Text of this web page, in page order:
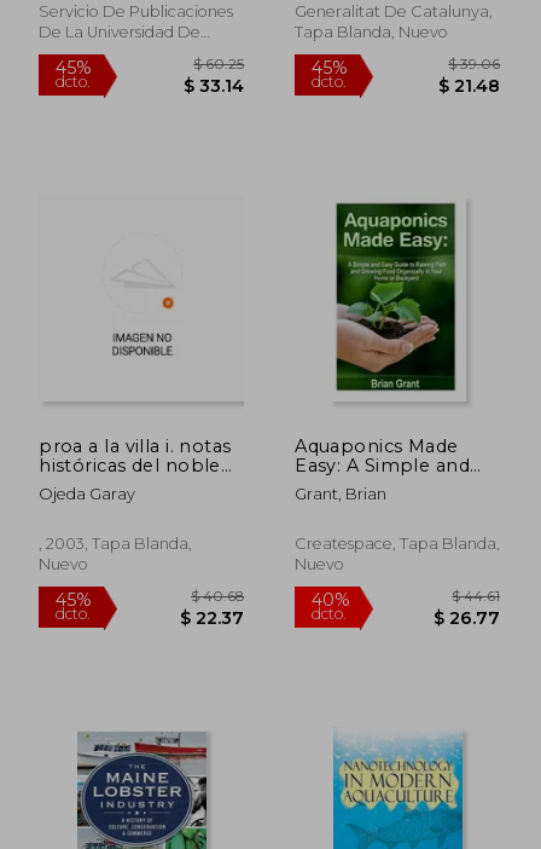
Servicio De Publicaciones
De La Universidad De
Cádiz, Tapa Blanda, Nuevo
45%
dcto.
$ 60.25
Generalitat De Catalunya,
Tapa Blanda, Nuevo
45%
dcto.
proa a la villa i. notas
históricas del noble
cabildo de
pescadores y
andrés y san pedro
de castro urdiales
Ojeda Garay
, 2003, Tapa Blanda,
Nuevo
Aquaponics Made
Easy: A Simple and
Easy Guide to Raising
Fish and Growing
Your Home or
Backyard (en Inglés)
Grant, Brian
Createspace, Tapa Blanda,
Nuevo